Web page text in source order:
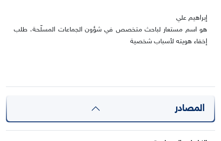
إبراهيم علي
هو اسم مستعار لباحث متخصص في شؤون الجماعات المسلّحة، طلب
إخفاء هويته لأسباب شخصية
المصادر